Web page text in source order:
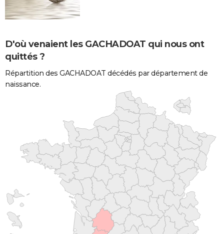
D'où venaient les GACHADOAT qui nous ont
quittés ?
Répartition des GACHADOAT décédés par département de
naissance.